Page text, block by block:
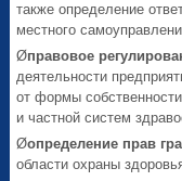
также определение
местного
Øправовое
деятельности
от формы
и частной систем
Øопределение прав
области охраны